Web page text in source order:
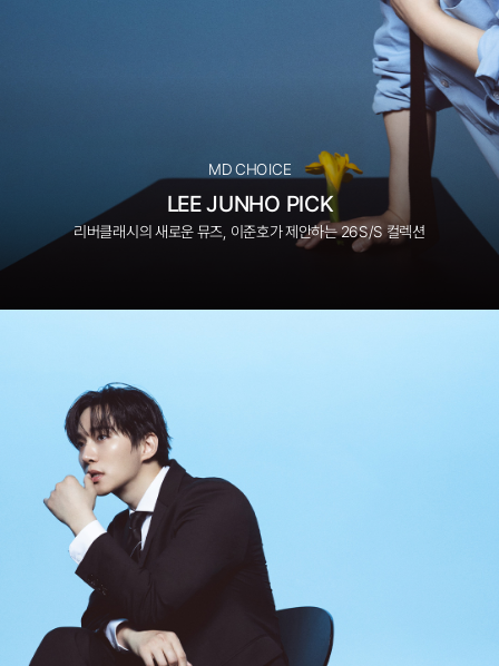
MD CHOICE
LEE JUNHO PICK
리버클래시의 새로운 뮤즈, 이준호가 제안하는 26S/S 컬렉션